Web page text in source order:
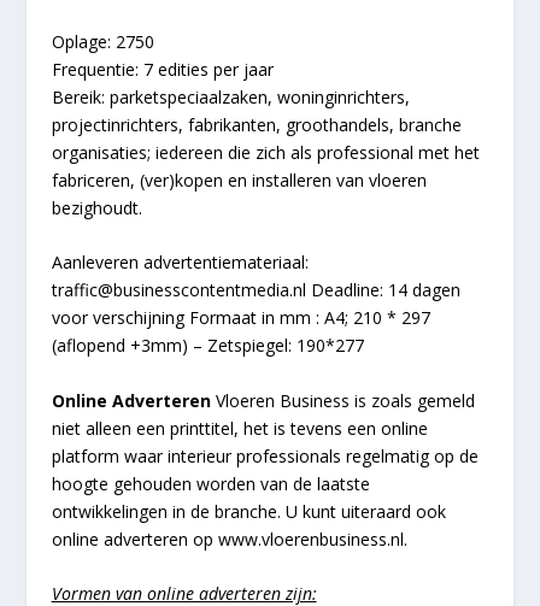
Oplage: 2750
Frequentie: 7 edities per jaar
Bereik: parketspeciaalzaken, woninginrichters,
projectinrichters, fabrikanten, groothandels, branche
organisaties; iedereen die zich als professional met het
fabriceren, (ver)kopen en installeren van vloeren
bezighoudt.
Aanleveren advertentiemateriaal:
traffic@businesscontentmedia.nl Deadline: 14 dagen
voor verschijning Formaat in mm : A4; 210 * 297
(aflopend +3mm) – Zetspiegel: 190*277
Online Adverteren Vloeren Business is zoals gemeld
niet alleen een printtitel, het is tevens een online
platform waar interieur professionals regelmatig op de
hoogte gehouden worden van de laatste
ontwikkelingen in de branche. U kunt uiteraard ook
online adverteren op www.vloerenbusiness.nl.
Vormen van online adverteren zijn: